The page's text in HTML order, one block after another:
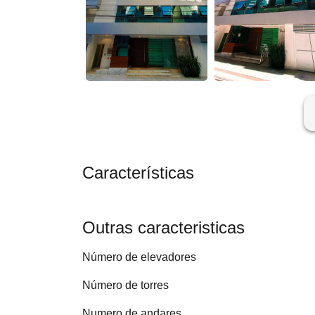
Características
Outras caracteristicas
Número de elevadores
Número de torres